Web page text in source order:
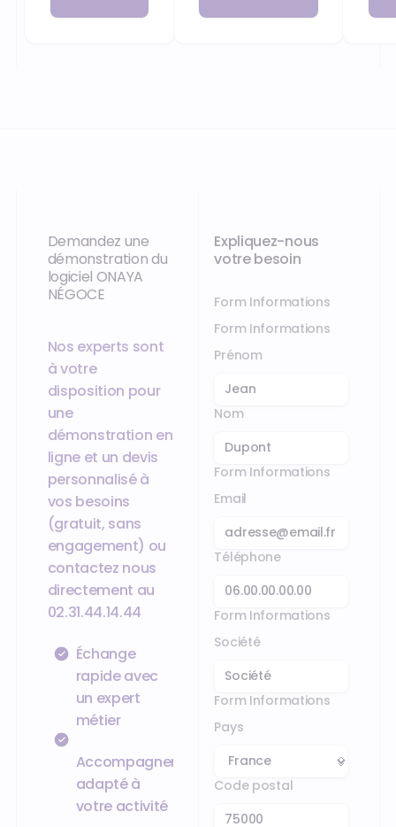
Demandez une
démonstration du
logiciel ONAYA
NÉGOCE
Nos experts sont
à votre
disposition pour
une
démonstration en
ligne et un devis
personnalisé à
vos besoins
(gratuit, sans
engagement) ou
contactez nous
directement au
02.31.44.14.44
Échange
rapide avec
un expert
métier
Accompagnement
adapté à
votre activité
Expliquez-nous
votre besoin
Form Informations
Form Informations
Prénom
Nom
Form Informations
Email
Téléphone
Form Informations
Société
Form Informations
Pays
Code postal